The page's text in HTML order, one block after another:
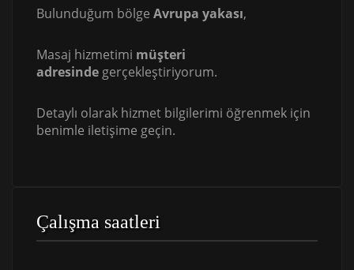
Bulunduğum bölge Avrupa yakası,
Masaj hizmetimi müşteri
adresinde gerçekleştiriyorum.
Detaylı olarak hizmet bilgilerimi öğrenmek için
benimle iletişime geçin.
Çalışma saatleri